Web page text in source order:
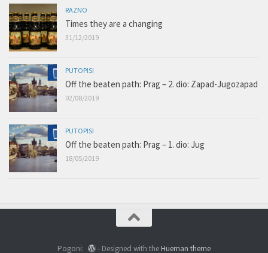
RAZNO
Times they are a changing
31/12/2019
PUTOPISI
Off the beaten path: Prag – 2. dio: Zapad-Jugozapad
02/08/2019
PUTOPISI
Off the beaten path: Prag – 1. dio: Jug
18/05/2019
Pogoni: - Designed with the Hueman theme